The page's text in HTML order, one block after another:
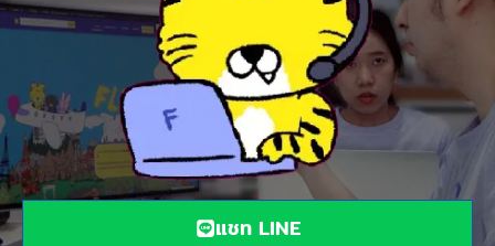
แชท LINE